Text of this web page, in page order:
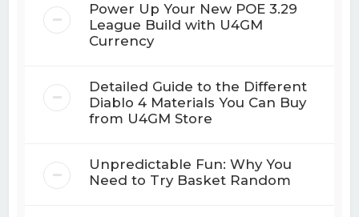
Power Up Your New POE 3.29
League Build with U4GM
Currency
Detailed Guide to the Different
Diablo 4 Materials You Can Buy
from U4GM Store
Unpredictable Fun: Why You
Need to Try Basket Random